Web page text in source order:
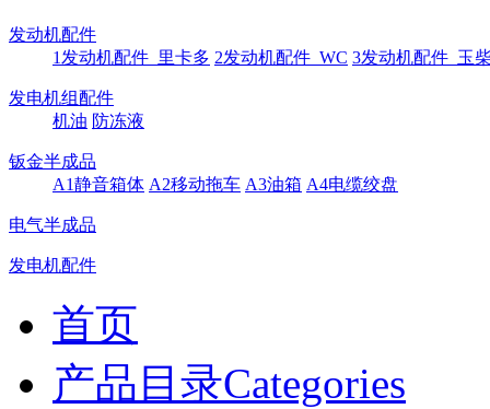
发动机配件
1发动机配件_里卡多 2发动机配件_WC 3发动机配件_玉
发电机组配件
机油 防冻液
钣金半成品
A1静音箱体 A2移动拖车 A3油箱 A4电缆绞盘
电气半成品
发电机配件
首页
产品目录Categories